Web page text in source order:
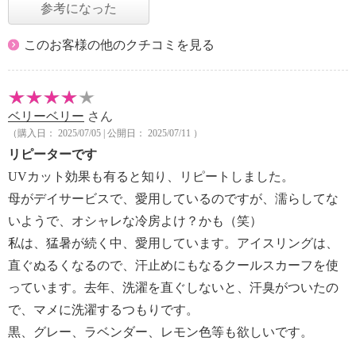
参考になった
このお客様の他のクチコミを見る
ベリーベリー さん
（購入日： 2025/07/05 | 公開日： 2025/07/11 ）
リピーターです
UVカット効果も有ると知り、リピートしました。
母がデイサービスで、愛用しているのですが、濡らしてな
いようで、オシャレな冷房よけ？かも（笑）
私は、猛暑が続く中、愛用しています。アイスリングは、
直ぐぬるくなるので、汗止めにもなるクールスカーフを使
っています。去年、洗濯を直ぐしないと、汗臭がついたの
で、マメに洗濯するつもりです。
黒、グレー、ラベンダー、レモン色等も欲しいです。